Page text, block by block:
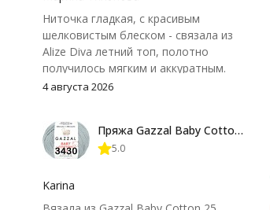
Ниточка гладкая, с красивым
шелковистым блеском - связала из
Alize Diva летний топ, полотно
получилось мягким и аккуратным.
Петли хорошо видны, вяжется
нюанс - пряжа немного скользит и
иногда расслаивается, пришлось
крючок поудобнее.
4 августа 2026
Пряжа Gazzal Baby Cotton 25
5.0
Karina